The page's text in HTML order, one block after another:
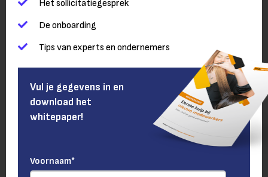
Het sollicitatiegesprek
De onboarding
Tips van experts en ondernemers
Vul je gegevens in en
download het
whitepaper!
Voornaam*